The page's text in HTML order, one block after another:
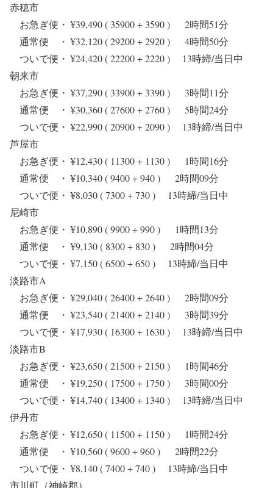
赤穂市
お急ぎ便・ ¥39,490 ( 35900 + 3590 ) 2時間51分
通常便 ・ ¥32,120 ( 29200 + 2920 ) 4時間50分
ついで便・ ¥24,420 ( 22200 + 2220 ) 13時締/当日中
朝来市
お急ぎ便・ ¥37,290 ( 33900 + 3390 ) 3時間11分
通常便 ・ ¥30,360 ( 27600 + 2760 ) 5時間24分
ついで便・ ¥22,990 ( 20900 + 2090 ) 13時締/当日中
芦屋市
お急ぎ便・ ¥12,430 ( 11300 + 1130 ) 1時間16分
通常便 ・ ¥10,340 ( 9400 + 940 ) 2時間09分
ついで便・ ¥8,030 ( 7300 + 730 ) 13時締/当日中
尼崎市
お急ぎ便・ ¥10,890 ( 9900 + 990 ) 1時間13分
通常便 ・ ¥9,130 ( 8300 + 830 ) 2時間04分
ついで便・ ¥7,150 ( 6500 + 650 ) 13時締/当日中
淡路市A
お急ぎ便・ ¥29,040 ( 26400 + 2640 ) 2時間09分
通常便 ・ ¥23,540 ( 21400 + 2140 ) 3時間39分
ついで便・ ¥17,930 ( 16300 + 1630 ) 13時締/当日中
淡路市B
お急ぎ便・ ¥23,650 ( 21500 + 2150 ) 1時間46分
通常便 ・ ¥19,250 ( 17500 + 1750 ) 3時間00分
ついで便・ ¥14,740 ( 13400 + 1340 ) 13時締/当日中
伊丹市
お急ぎ便・ ¥12,650 ( 11500 + 1150 ) 1時間24分
通常便 ・ ¥10,560 ( 9600 + 960 ) 2時間22分
ついで便・ ¥8,140 ( 7400 + 740 ) 13時締/当日中